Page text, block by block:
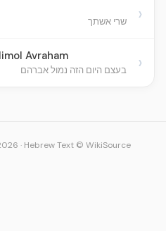
שרי אשתך ›
Avraham
בעצם היום הזה נמול אברהם ›
· Hebrew Text © WikiSource